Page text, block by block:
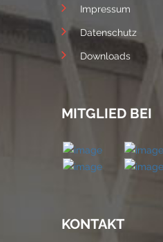
Impressum
Datenschutz
Downloads
MITGLIED BEI
KONTAKT